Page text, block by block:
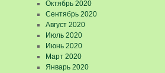
Октябрь 2020
Сентябрь 2020
Август 2020
Июль 2020
Июнь 2020
Март 2020
Январь 2020